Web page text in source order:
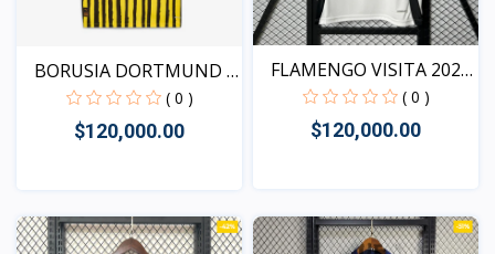
BORUSIA DORTMUND X
KIDS...
( 0 )
$120,000.00
Vista
FLAMENGO VISITA 2025
( 0 )
$120,000.00
Vista